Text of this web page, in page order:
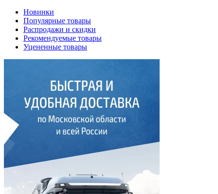
Новинки
Популярные товары
Распродажи и скидки
Рекомендуемые товары
Уцененные товары